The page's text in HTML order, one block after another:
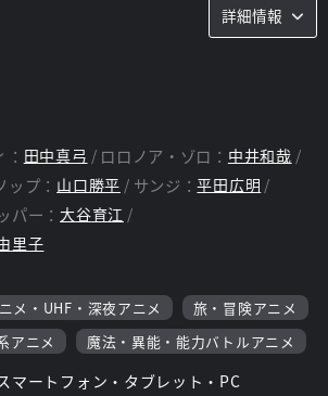
詳細情報
田中真弓 ロロノア・ゾロ： 中井和哉
ップ： 山口勝平 サンジ：平田広明
パー：大谷育江
里子
メ・UHF・深夜アニメ
旅・冒険アニメ
アニメ
魔法・異能・能力バトルアニメ
マートフォン・タブレット・PC